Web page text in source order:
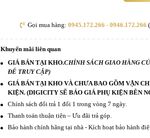
Gọi mua hàng: 0945.172.266 - 0946.172.266
Khuyến mãi liên quan
GIÁ BÁN TẠI KHO.CHÍNH SÁCH GIAO HÀNG
ĐỂ TRUY CẬP)
GIÁ BÁN TẠI KHO VÀ CHƯA BAO GỒM VẬN
KIỆN. (DIGICITY SẼ BÁO GIÁ PHỤ KIỆN BÊN
Chính sách đổi trả 1 đổi 1 trong vòng 7 ngày.
Thanh toán thuận tiện – Ưu đãi trả góp.
Bảo hành chính hãng tại nhà - Kích hoạt bảo hành